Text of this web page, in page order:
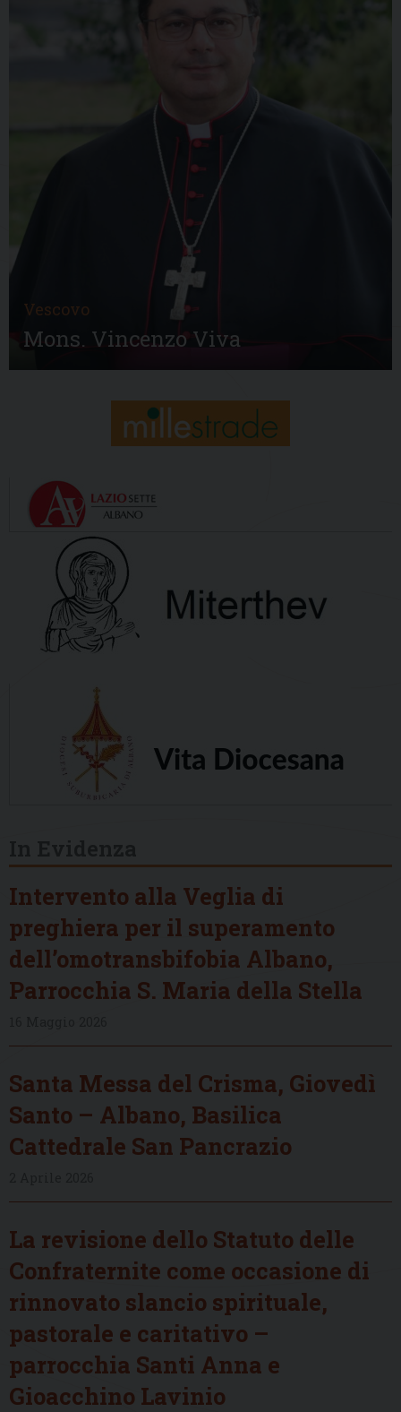
Vescovo
Mons. Vincenzo Viva
Intervento alla Veglia di
preghiera per il superamento
dell’omotransbifobia Albano,
Parrocchia S. Maria della Stella
Santa Messa del Crisma, Giovedì
Santo – Albano, Basilica
Cattedrale San Pancrazio
La revisione dello Statuto delle
Confraternite come occasione di
rinnovato slancio spirituale,
pastorale e caritativo –
parrocchia Santi Anna e
Gioacchino Lavinio